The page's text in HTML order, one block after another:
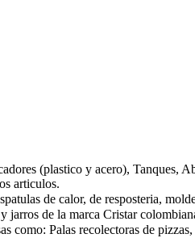
(plastico y acero), Tanques,
articulos.
de calor, de resposteria,
jarros de la marca Cristar
como: Palas recolectoras de